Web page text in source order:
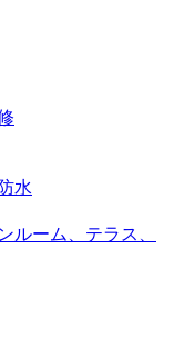
水
ルーム、テラス、